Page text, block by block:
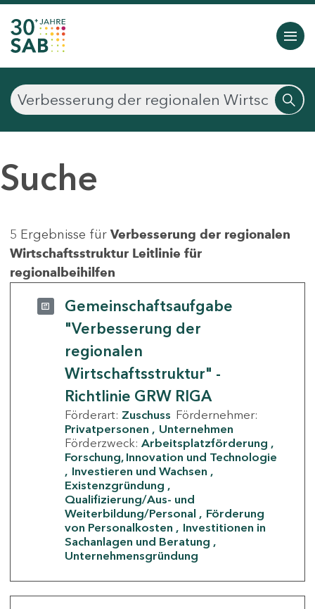
Suche
5 Ergebnisse für Verbesserung der regionalen
Wirtschaftsstruktur Leitlinie für
regionalbeihilfen
Gemeinschaftsaufgabe
"Verbesserung der
regionalen
Wirtschaftsstruktur" -
Richtlinie GRW RIGA
Förderart: Zuschuss Fördernehmer:
Privatpersonen
Unternehmen
Förderzweck: Arbeitsplatzförderung
Forschung, Innovation und Technologie
Investieren und Wachsen
Existenzgründung
Qualifizierung/Aus- und
Weiterbildung/Personal
Förderung
von Personalkosten
Investitionen in
Sachanlagen und Beratung
Unternehmensgründung